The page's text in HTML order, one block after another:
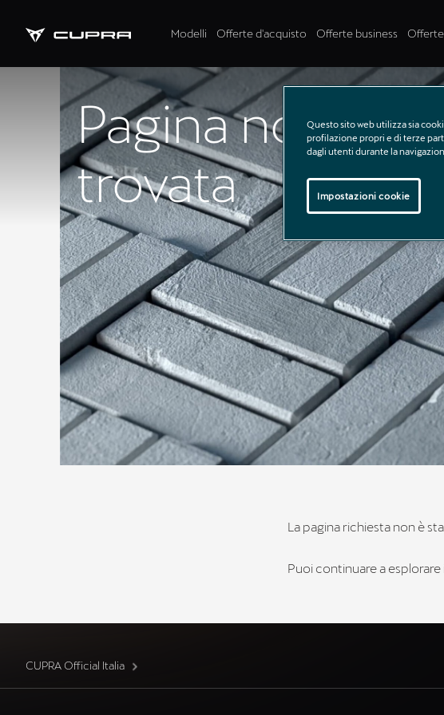
Modelli Offerte d'acquisto Offerte business
Pagina non
trovata
La pagina richiesta non è
Puoi continuare a esplorare
CUPRA Official Italia
Questo sito web utilizza sia
profilazione propri e di terze
dagli utenti durante la
Impostazioni cookie